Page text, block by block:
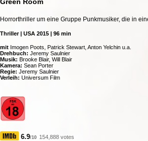
Horrorthriller um eine Gruppe Punkmusiker, die in
Thriller | USA 2015 | 96 min
mit Imogen Poots, Patrick Stewart, Anton Yelchin u.a.
Drehbuch: Jeremy Saulnier
Musik: Brooke Blair, Will Blair
Kamera: Sean Porter
Regie: Jeremy Saulnier
Verleih: Universum Film
6.9/10 154,888 votes